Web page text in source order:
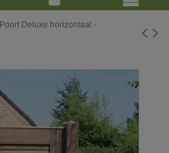
Poort Deluxe horizontaal -